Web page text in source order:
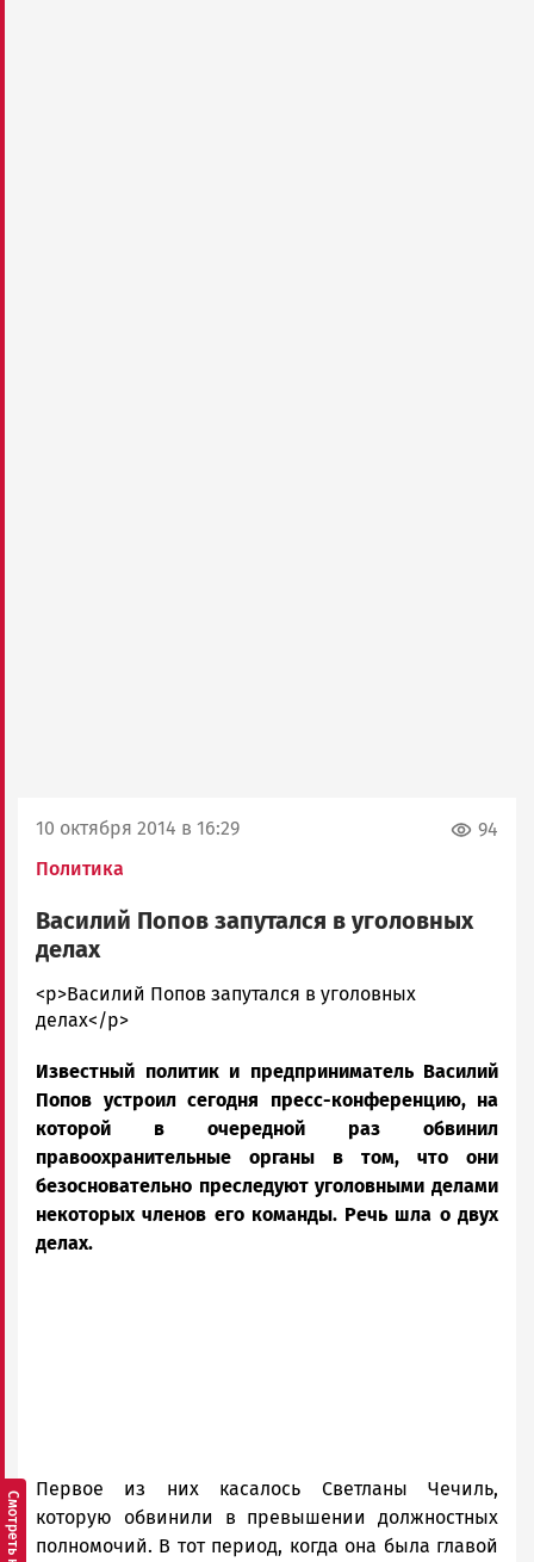
10 октября 2014 в 16:29
Политика
94
Василий Попов запутался в уголовных
делах
admintimur
Новости
и
Карелии
|
Петрозаводск
ГОВОРИТ
<p>Василий Попов запутался в уголовных
делах</p>
Известный политик и предприниматель Василий
Попов устроил сегодня пресс-конференцию, на
которой в очередной раз обвинил
правоохранительные органы в том, что они
безосновательно преследуют уголовными делами
некоторых членов его команды. Речь шла о двух
делах.
Первое из них касалось Светланы Чечиль,
которую обвинили в превышении должностных
полномочий. В тот период, когда она была главой